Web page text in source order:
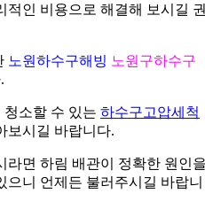
적인 비용으로 해결해 보시길
노원하수구해빙 노원구하수구
소할 수 있는 하수구고압세척
보시길 바랍니다.
라면 하림 배관이 정확한 원인
니 언제든 불러주시길 바랍니